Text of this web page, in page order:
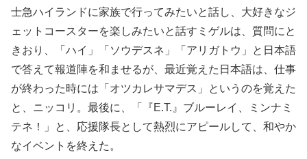
士急ハイランドに家族で行ってみたいと話し、大好きなジ
ェットコースターを楽しみたいと話すミゲルは、質問にと
きおり、「ハイ」「ソウデスネ」「アリガトウ」と日本語
で答えて報道陣を和ませるが、最近覚えた日本語は、仕事
が終わった時には「オツカレサマデス」というのを覚えた
と、ニッコリ。最後に、「『E.T.』ブルーレイ、ミンナミ
テネ！」と、応援隊長として熱烈にアピールして、和やか
なイベントを終えた。